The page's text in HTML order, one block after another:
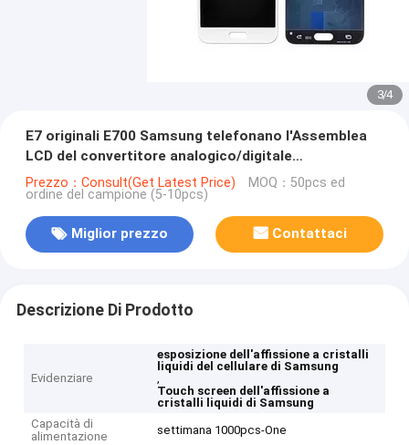
3/4
E7 originali E700 Samsung telefonano l'Assemblea
LCD del convertitore analogico/digitale
dell'esposizione di tocco dello schermo
Prezzo：Consult(Get Latest Price) MOQ：50pcs ed
ordine del campione (5-10pcs)
Miglior prezzo Contattaci
Descrizione Di Prodotto
Evidenziare
esposizione dell'affissione a cristalli
liquidi del cellulare di Samsung
,
Touch screen dell'affissione a
cristalli liquidi di Samsung
Capacità di
alimentazione
settimana 1000pcs-One